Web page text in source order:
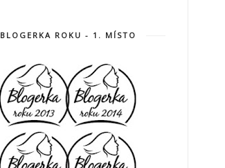
BLOGERKA ROKU - 1. MÍSTO